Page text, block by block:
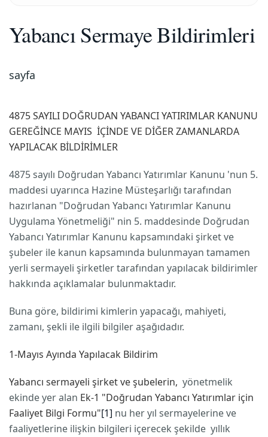
Yabancı Sermaye Bildirimleri
sayfa
4875 SAYILI DOĞRUDAN YABANCI YATIRIMLAR KANUNU
GEREĞİNCE MAYIS İÇİNDE VE DİĞER ZAMANLARDA
YAPILACAK BİLDİRİMLER
4875 sayılı Doğrudan Yabancı Yatırımlar Kanunu 'nun 5.
maddesi uyarınca Hazine Müsteşarlığı tarafından
hazırlanan "Doğrudan Yabancı Yatırımlar Kanunu
Uygulama Yönetmeliği" nin 5. maddesinde Doğrudan
Yabancı Yatırımlar Kanunu kapsamındaki şirket ve
şubeler ile kanun kapsamında bulunmayan tamamen
yerli sermayeli şirketler tarafından yapılacak bildirimler
hakkında açıklamalar bulunmaktadır.
Buna göre, bildirimi kimlerin yapacağı, mahiyeti,
zamanı, şekli ile ilgili bilgiler aşağıdadır.
1-Mayıs Ayında Yapılacak Bildirim
Yabancı sermayeli şirket ve şubelerin, yönetmelik
ekinde yer alan Ek-1 "Doğrudan Yabancı Yatırımlar için
Faaliyet Bilgi Formu"[1] nu her yıl sermayelerine ve
faaliyetlerine ilişkin bilgileri içerecek şekilde yıllık